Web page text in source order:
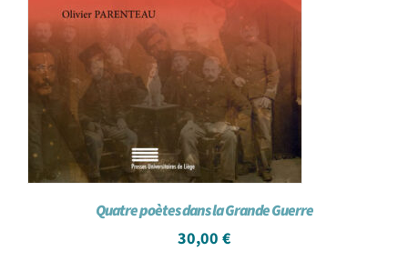
Quatre poètes dans la Grande Guerre
30,00 €